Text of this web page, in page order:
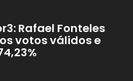
Rafael Fonteles
votos válidos e